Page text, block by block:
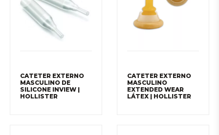
CATETER EXTERNO
MASCULINO DE
SILICONE INVIEW |
HOLLISTER
CATETER EXTERNO
MASCULINO
EXTENDED WEAR
LÁTEX | HOLLISTER